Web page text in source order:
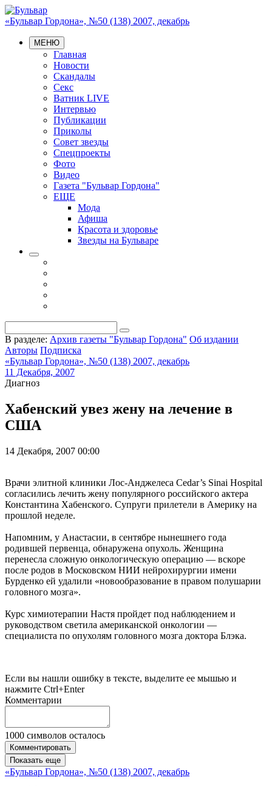
«Бульвар Гордона», №50 (138) 2007, декабрь
МЕНЮ
Главная
Новости
Скандалы
Секс
Ватник LIVE
Интервью
Публикации
Приколы
Совет звезды
Спецпроекты
Фото
Видео
Газета "Бульвар Гордона"
ЕЩЕ
Мода
Афиша
Красота и здоровье
Звезды на Бульваре
В разделе: Архив газеты "Бульвар Гордона" Об издании
Авторы Подписка
«Бульвар Гордона», №50 (138) 2007, декабрь
11 Декабря, 2007
Диагноз
Хабенский увез жену на лечение в
США
14 Декабря, 2007 00:00
Врачи элитной клиники Лос-Анджелеса Cedar’s Sinai Hospital
согласились лечить жену популярного российского актера
Константина Хабенского. Супруги прилетели в Америку на
прошлой неделе.
Напомним, у Анастасии, в сентябре нынешнего года
родившей первенца, обнаружена опухоль. Женщина
перенесла сложную онкологическую операцию — вскоре
после родов в Московском НИИ нейрохирургии имени
Бурденко ей удалили «новообразование в правом полушарии
головного мозга».
Курс химиотерапии Настя пройдет под наблюдением и
руководством светила американской онкологии —
специалиста по опухолям головного мозга доктора Блэка.
Если вы нашли ошибку в тексте, выделите ее мышью и
нажмите Ctrl+Enter
Комментарии
1000 символов осталось
Комментировать
Показать еще
«Бульвар Гордона», №50 (138) 2007, декабрь